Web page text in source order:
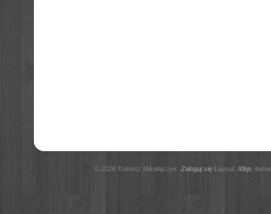
© 2026 Tomasz Mikołajczyk. Zaloguj sięLayout: Xfep,